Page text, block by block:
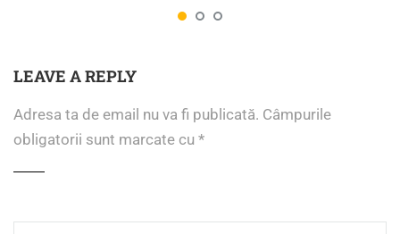
LEAVE A REPLY
Adresa ta de email nu va fi publicată. Câmpurile
obligatorii sunt marcate cu *